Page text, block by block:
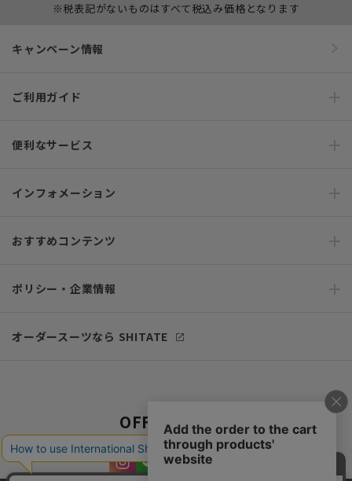
※税表記がないものはすべて税込み価格となります
キャンペーン情報
ご利用ガイド
便利なサービス
インフォメーション
おすすめコンテンツ
ポリシー・企業情報
オーダースーツなら SHITATE
OFFICIAL SNS